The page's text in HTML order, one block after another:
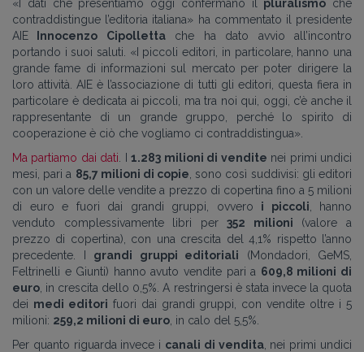
«I dati che presentiamo oggi confermano il pluralismo che
contraddistingue l’editoria italiana» ha commentato il presidente
AIE Innocenzo Cipollettache ha dato avvio all’incontro
portando i suoi saluti. «I piccoli editori, in particolare, hanno una
grande fame di informazioni sul mercato per poter dirigere la
loro attività. AIE è l’associazione di tutti gli editori, questa fiera in
particolare è dedicata ai piccoli, ma tra noi qui, oggi, c’è anche il
rappresentante di un grande gruppo, perché lo spirito di
cooperazione è ciò che vogliamo ci contraddistingua».
Ma partiamo dai dati . I1.283 milioni di vendite nei primi undici
mesi, pari a 85,7 milioni di copie , sono così suddivisi: gli editori
con un valore delle vendite a prezzo di copertina fino a 5 milioni
di euro e fuori dai grandi gruppi, ovvero i piccoli , hanno
venduto complessivamente libri per352 milioni (valore a
prezzo di copertina), con una crescita del 4,1% rispetto l’anno
precedente. I grandi gruppi editoriali (Mondadori, GeMS,
Feltrinelli e Giunti) hanno avuto vendite pari a 609,8 milioni di
euro , in crescita dello 0,5%. A restringersi è stata invece la quota
dei medi editori fuori dai grandi gruppi, con vendite oltre i 5
milioni: 259,2 milioni di euro , in calo del 5,5%.
Per quanto riguarda invece i canali di vendita, nei primi undici